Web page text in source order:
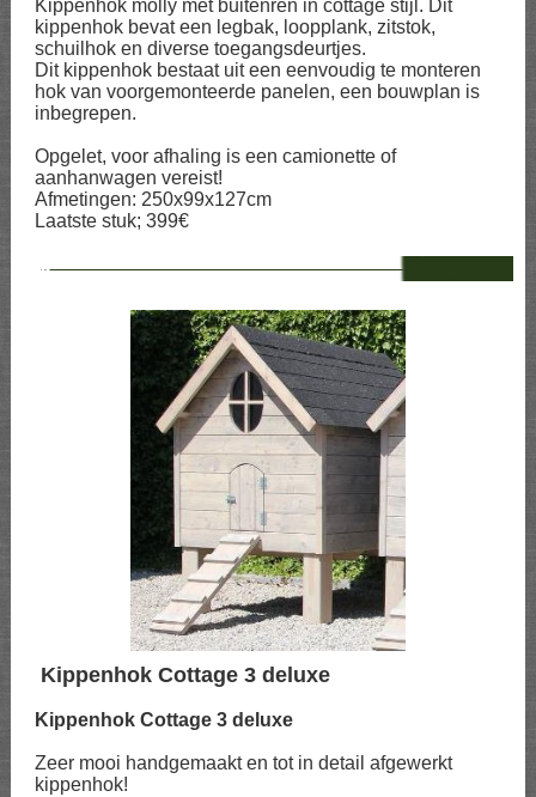
Kippenhok molly met buitenren in cottage stijl. Dit
kippenhok bevat een legbak, loopplank, zitstok,
schuilhok en diverse toegangsdeurtjes.
Dit kippenhok bestaat uit een eenvoudig te monteren
hok van voorgemonteerde panelen, een bouwplan is
inbegrepen.
Opgelet, voor afhaling is een camionette of
aanhanwagen vereist!
Afmetingen: 250x99x127cm
Laatste stuk; 399€
--
Kippenhok Cottage 3 deluxe
Kippenhok Cottage 3 deluxe
Zeer mooi handgemaakt en tot in detail afgewerkt
kippenhok!